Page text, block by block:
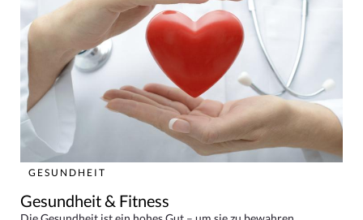
GESUNDHEIT
Gesundheit & Fitness